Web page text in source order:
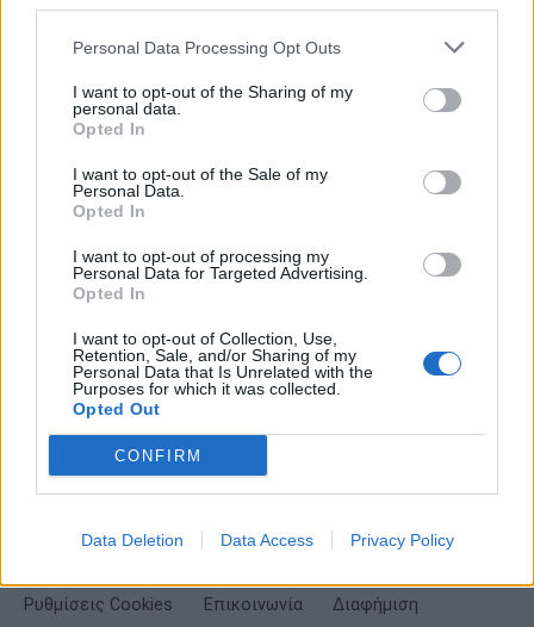
Personal Data Processing Opt Outs
I want to opt-out of the Sharing of my
personal data.
Opted In
I want to opt-out of the Sale of my
Personal Data.
Opted In
I want to opt-out of processing my
Personal Data for Targeted Advertising.
Opted In
I want to opt-out of Collection, Use,
Retention, Sale, and/or Sharing of my
Personal Data that Is Unrelated with the
Purposes for which it was collected.
Opted Out
CONFIRM
Data Deletion Data Access Privacy Policy
Εγγραφή στο Newsletter
Σημαντικά νέα για την υγεία στο mail σας καθημερινά
ΕΓΓΡΑΦΗ
Έχω διαβάσει, κατανοώ και αποδέχομαι τους
Δηλώνω υπεύθυνα ότι είμαι άνω των 18 ετών ή ότι βρίσκομαι υπό την
εποπτεία γονέα ή κηδεμόνα ή επιτρόπου
Ρυθμίσεις Cookies Επικοινωνία Διαφήμιση